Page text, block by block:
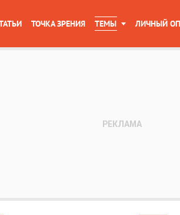
ТОЧКА ЗРЕНИЯ ТЕМЫ ЛИЧНЫЙ